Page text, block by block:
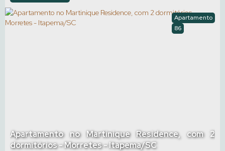
Apartamento no Martinique Residence, com 2
dormitórios - Morretes - Itapema/SC
86
Apartamento